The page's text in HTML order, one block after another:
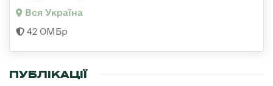
Вся Україна
42 ОМБр
ПУБЛІКАЦІЇ